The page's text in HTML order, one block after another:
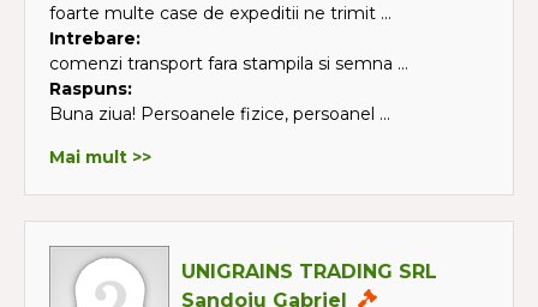
foarte multe case de expeditii ne trimit ...
Intrebare:
comenzi transport fara stampila si semna ...
Raspuns:
Buna ziua! Persoanele fizice, persoanel ...
Mai mult >>
UNIGRAINS TRADING SRL
Sandoiu Gabriel